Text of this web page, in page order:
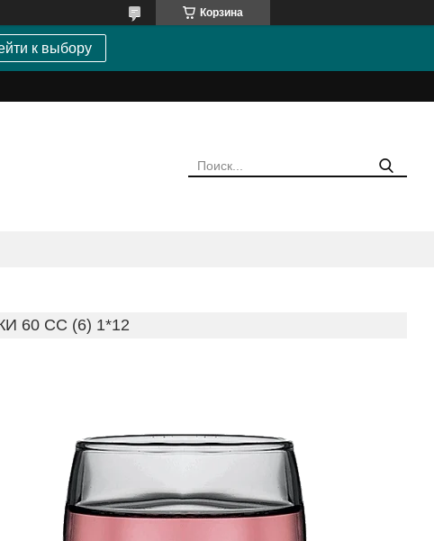
Корзина
к выбору
60 CC (6) 1*12